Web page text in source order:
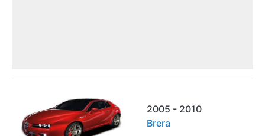
2005 - 2010
Brera